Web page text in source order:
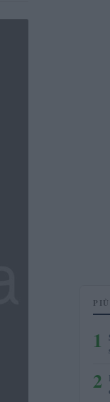
1
2